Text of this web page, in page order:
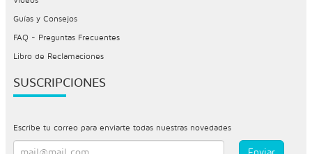
Guías y Consejos
FAQ - Preguntas Frecuentes
Libro de Reclamaciones
SUSCRIPCIONES
Escribe tu correo para enviarte todas nuestras novedades